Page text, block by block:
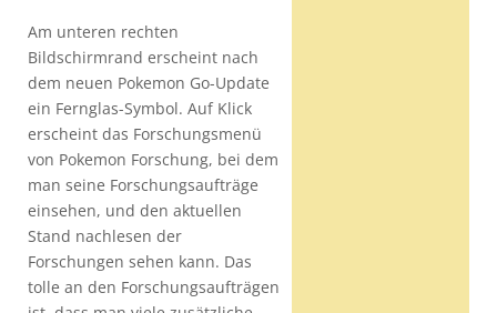
Am unteren rechten
Bildschirmrand erscheint nach
dem neuen Pokemon Go-Update
ein Fernglas-Symbol. Auf Klick
erscheint das Forschungsmenü
von Pokemon Forschung, bei dem
man seine Forschungsaufträge
einsehen, und den aktuellen
Stand nachlesen der
Forschungen sehen kann. Das
tolle an den Forschungsaufträgen